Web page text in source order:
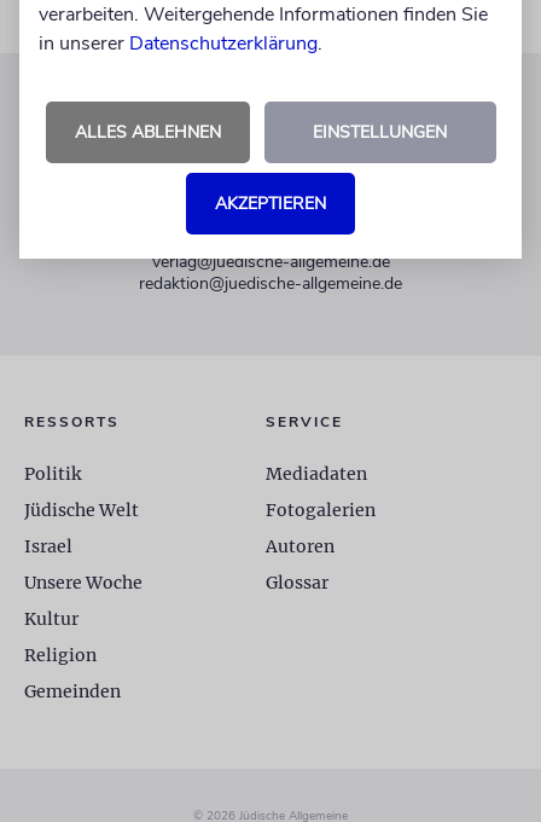
KUNDENSERVICE
+49 30 275833 0
Mo-Do 9-17 Uhr
verlag@juedische-allgemeine.de
redaktion@juedische-allgemeine.de
RESSORTS
Politik
Jüdische Welt
Israel
Unsere Woche
Kultur
Religion
Gemeinden
SERVICE
Mediadaten
Fotogalerien
Autoren
Glossar
© 2026 Jüdische Allgemeine
verarbeiten. Weitergehende Informationen finden Sie
in unserer Datenschutzerklärung.
ALLES ABLEHNEN EINSTELLUNGEN
AKZEPTIEREN